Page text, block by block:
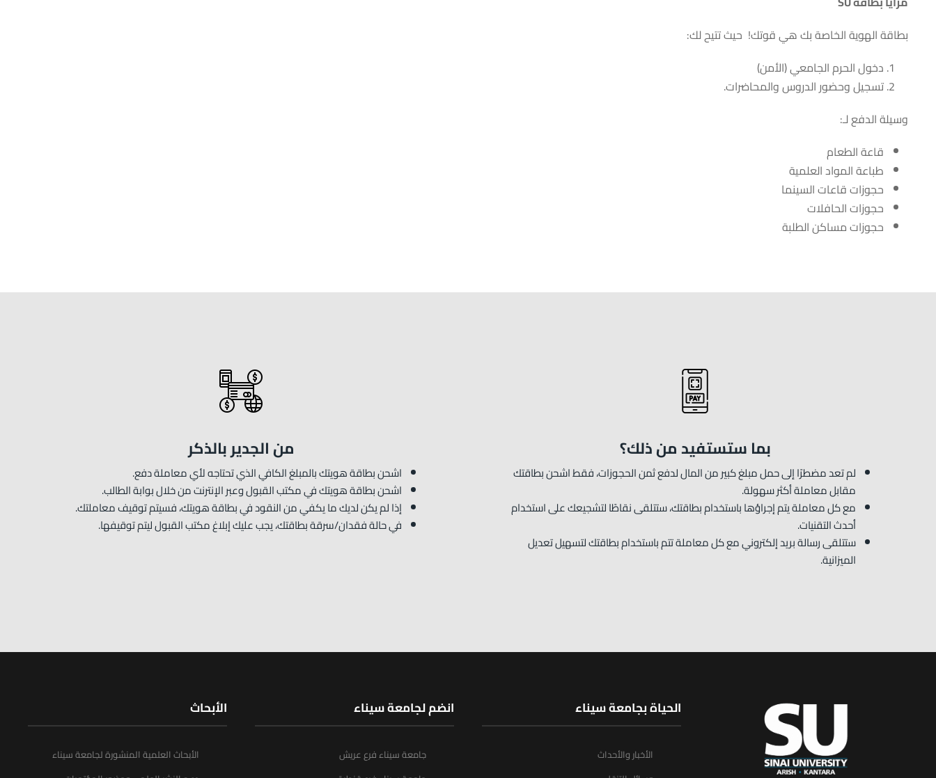
بطاقة الهوية الخاصة بك هي قوتك! حيث تتيح لك:
دخول الحرم الجامعي (الأمن)
تسجيل وحضور الدروس والمحاضرات.
وسيلة الدفع لـ:
قاعة الطعام
طباعة المواد العلمية
حجوزات قاعات السينما
حجوزات الحافلات
حجوزات مساكن الطلبة
بما ستستفيد من ذلك؟
لم تعد مضطرًا إلى حمل مبلغ كبير من المال لدفع ثمن الحجوزات، فقط اشحن بطاقتك
مقابل معاملة أكثر سهولة.
مع كل معاملة يتم إجراؤها باستخدام بطاقتك، ستتلقى نقاطًا لتشجيعك على استخدام
أحدث التقنيات.
ستتلقى رسالة بريد إلكتروني مع كل معاملة تتم باستخدام بطاقتك لتسهيل تعديل
الميزانية.
من الجدير بالذكر
اشحن بطاقة هويتك بالمبلغ الكافي الذي تحتاجه لأي معاملة دفع.
اشحن بطاقة هويتك في مكتب القبول وعبر الإنترنت من خلال بوابة الطالب.
إذا لم يكن لديك ما يكفي من النقود في بطاقة هويتك، فسيتم توقيف معاملتك.
في حالة فقدان/سرقة بطاقتك، يجب عليك إبلاغ مكتب القبول ليتم توقيفها.
الحياة بجامعة سيناء
الأخبار والأحداث
انضم لجامعة سيناء
جامعة سيناء فرع عريش
الأبحاث
الأبحاث العلمية المنشورة لجامعة سيناء